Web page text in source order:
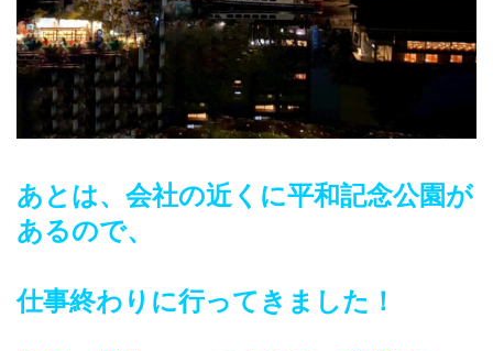
あとは、会社の近くに平和記念公園が
あるので、
仕事終わりに行ってきました！